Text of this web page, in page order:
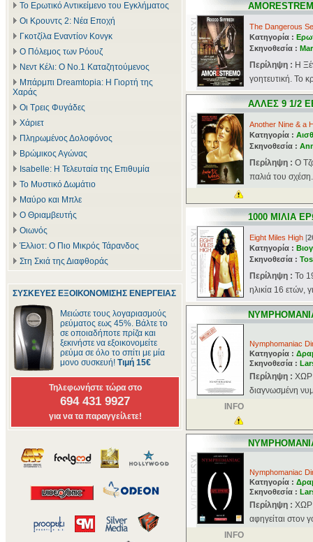
Το Ερωτικό Αντικείμενο του Εγκλήματος
Οι Κρουντς 2: Νέα Εποχή
Γκοτζίλα Εναντίον Κονγκ
Ο Πόλεμος των Ρόουζ
Νεντ Κέλι: Ο Νο.1 Καταζητούμενος
Μπάρμπι Dreamtopia: Η Γιορτή της
Χαράς
Οι Τρεις Φυγάδες
Χάριετ
Πληρωμένος Δολοφόνος
Βρώμικος Αγώνας
Isabelle: Η Τελευταία της Επιθυμία
Το Μυστικό Δωμάτιο
Μαύρο και Μπλε
Ο Θριαμβευτής
Οιωνός
Έλλιοτ: Ο Πιο Μικρός Τάρανδος
Στη Σκιά της Διαφθοράς
ΣΥΣΚΕΥΕΣ ΕΞΟΙΚΟΝΟΜΙΣΗΣ ΕΝΕΡΓΕΙΑΣ
Μειώστε τους λογαριασμούς
ρεύματος εως 45%. Βάλτε το
σε οποιαδήποτε πρίζα και
ξεκινήστε να εξοικονομείτε
ρεύμα σε όλο το σπίτι με μία
μονο συσκευή! Τιμή 15€
Τηλεφωνήστε τώρα στο
694 431 9927
για να τα παραγγείλετε!
The Dangerous
Κατηγορία :
Σκηνοθεσία :
Περίληψη : Η
γοητευτική. Το
ΑΛΛΕΣ 9 1/2
Another Nine & a
Κατηγορία :
Σκηνοθεσία :
Περίληψη : Ο
παλιά του σχέση.
1000 ΜΙΛΙΑ
Eight Miles High [
Κατηγορία :
Σκηνοθεσία :
Περίληψη : Το
ηλικία 16 ετών,
Nymphomaniac
Κατηγορία :
Σκηνοθεσία :
Περίληψη :
διαγνωσμένη
INFO
Nymphomaniac
Κατηγορία :
Σκηνοθεσία :
Περίληψη :
αφηγείται στον
INFO